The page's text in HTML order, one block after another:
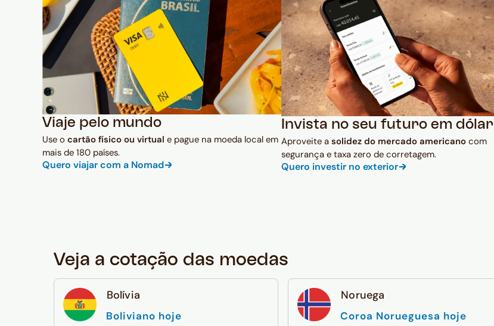
Viaje pelo mundo
Use o cartão físico ou virtual e pague na moeda local em
mais de 180 países.
Quero viajar com a Nomad
Invista no seu futuro em dólar
Aproveite a solidez do mercado americanocom
segurança e taxa zero de corretagem.
Quero investir no exterior
Veja a cotação das moedas
Bolívia
Boliviano hoje
Noruega
Coroa Norueguesa hoje